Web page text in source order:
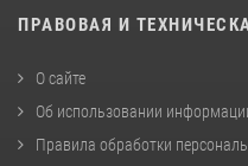
ПРАВОВАЯ И
О сайте
Об использовании
Правила обработки